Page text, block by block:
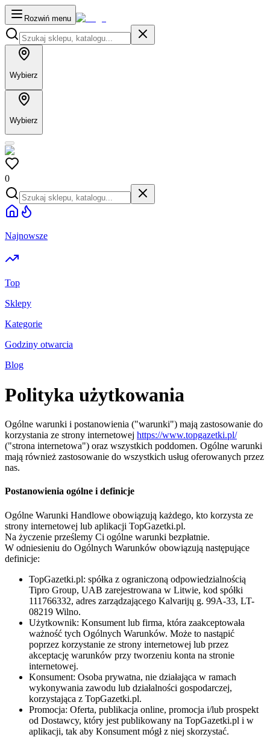
Rozwiń menu
Wybierz
Wybierz
0
Najnowsze
Top
Sklepy
Kategorie
Godziny otwarcia
Blog
Polityka użytkowania
Ogólne warunki i postanowienia ("warunki") mają zastosowanie do
korzystania ze strony internetowej https://www.topgazetki.pl/
("strona internetowa") oraz wszystkich poddomen. Ogólne warunki
mają również zastosowanie do wszystkich usług oferowanych przez
nas.
Postanowienia ogólne i definicje
Ogólne Warunki Handlowe obowiązują każdego, kto korzysta ze
strony internetowej lub aplikacji TopGazetki.pl.
Na życzenie prześlemy Ci ogólne warunki bezpłatnie.
W odniesieniu do Ogólnych Warunków obowiązują następujące
definicje:
TopGazetki.pl: spółka z ograniczoną odpowiedzialnością
Tipro Group, UAB zarejestrowana w Litwie, kod spółki
111766332, adres zarządzającego Kalvarijų g. 99A-33, LT-
08219 Wilno.
Użytkownik: Konsument lub firma, która zaakceptowała
ważność tych Ogólnych Warunków. Może to nastąpić
poprzez korzystanie ze strony internetowej lub przez
akceptację warunków przy tworzeniu konta na stronie
internetowej.
Konsument: Osoba prywatna, nie działająca w ramach
wykonywania zawodu lub działalności gospodarczej,
korzystająca z TopGazetki.pl.
Promocja: Oferta, publikacja online, promocja i/lub prospekt
od Dostawcy, który jest publikowany na TopGazetki.pl i w
aplikacji, tak aby Konsument mógł z niej skorzystać.